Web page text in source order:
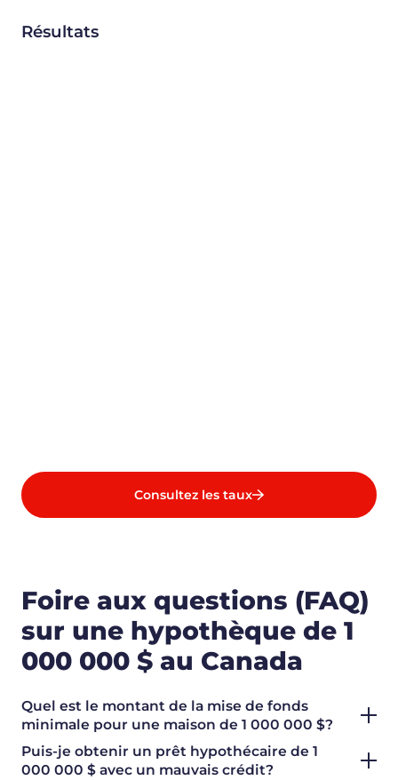
Résultats
Consultez les taux
Foire aux questions (FAQ)
sur une hypothèque de 1
000 000 $ au Canada
Quel est le montant de la mise de fonds
minimale pour une maison de 1 000 000 $?
Puis-je obtenir un prêt hypothécaire de 1
000 000 $ avec un mauvais crédit?